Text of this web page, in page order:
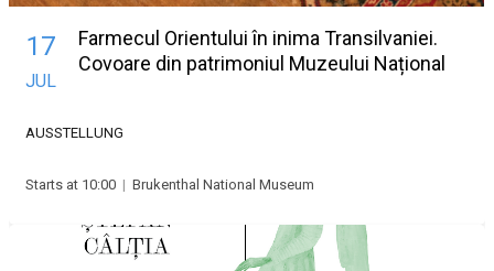
17
JUL
Farmecul Orientului în inima Transilvaniei.
Covoare din patrimoniul Muzeului Național
AUSSTELLUNG
Starts at 10:00 | Brukenthal National Museum